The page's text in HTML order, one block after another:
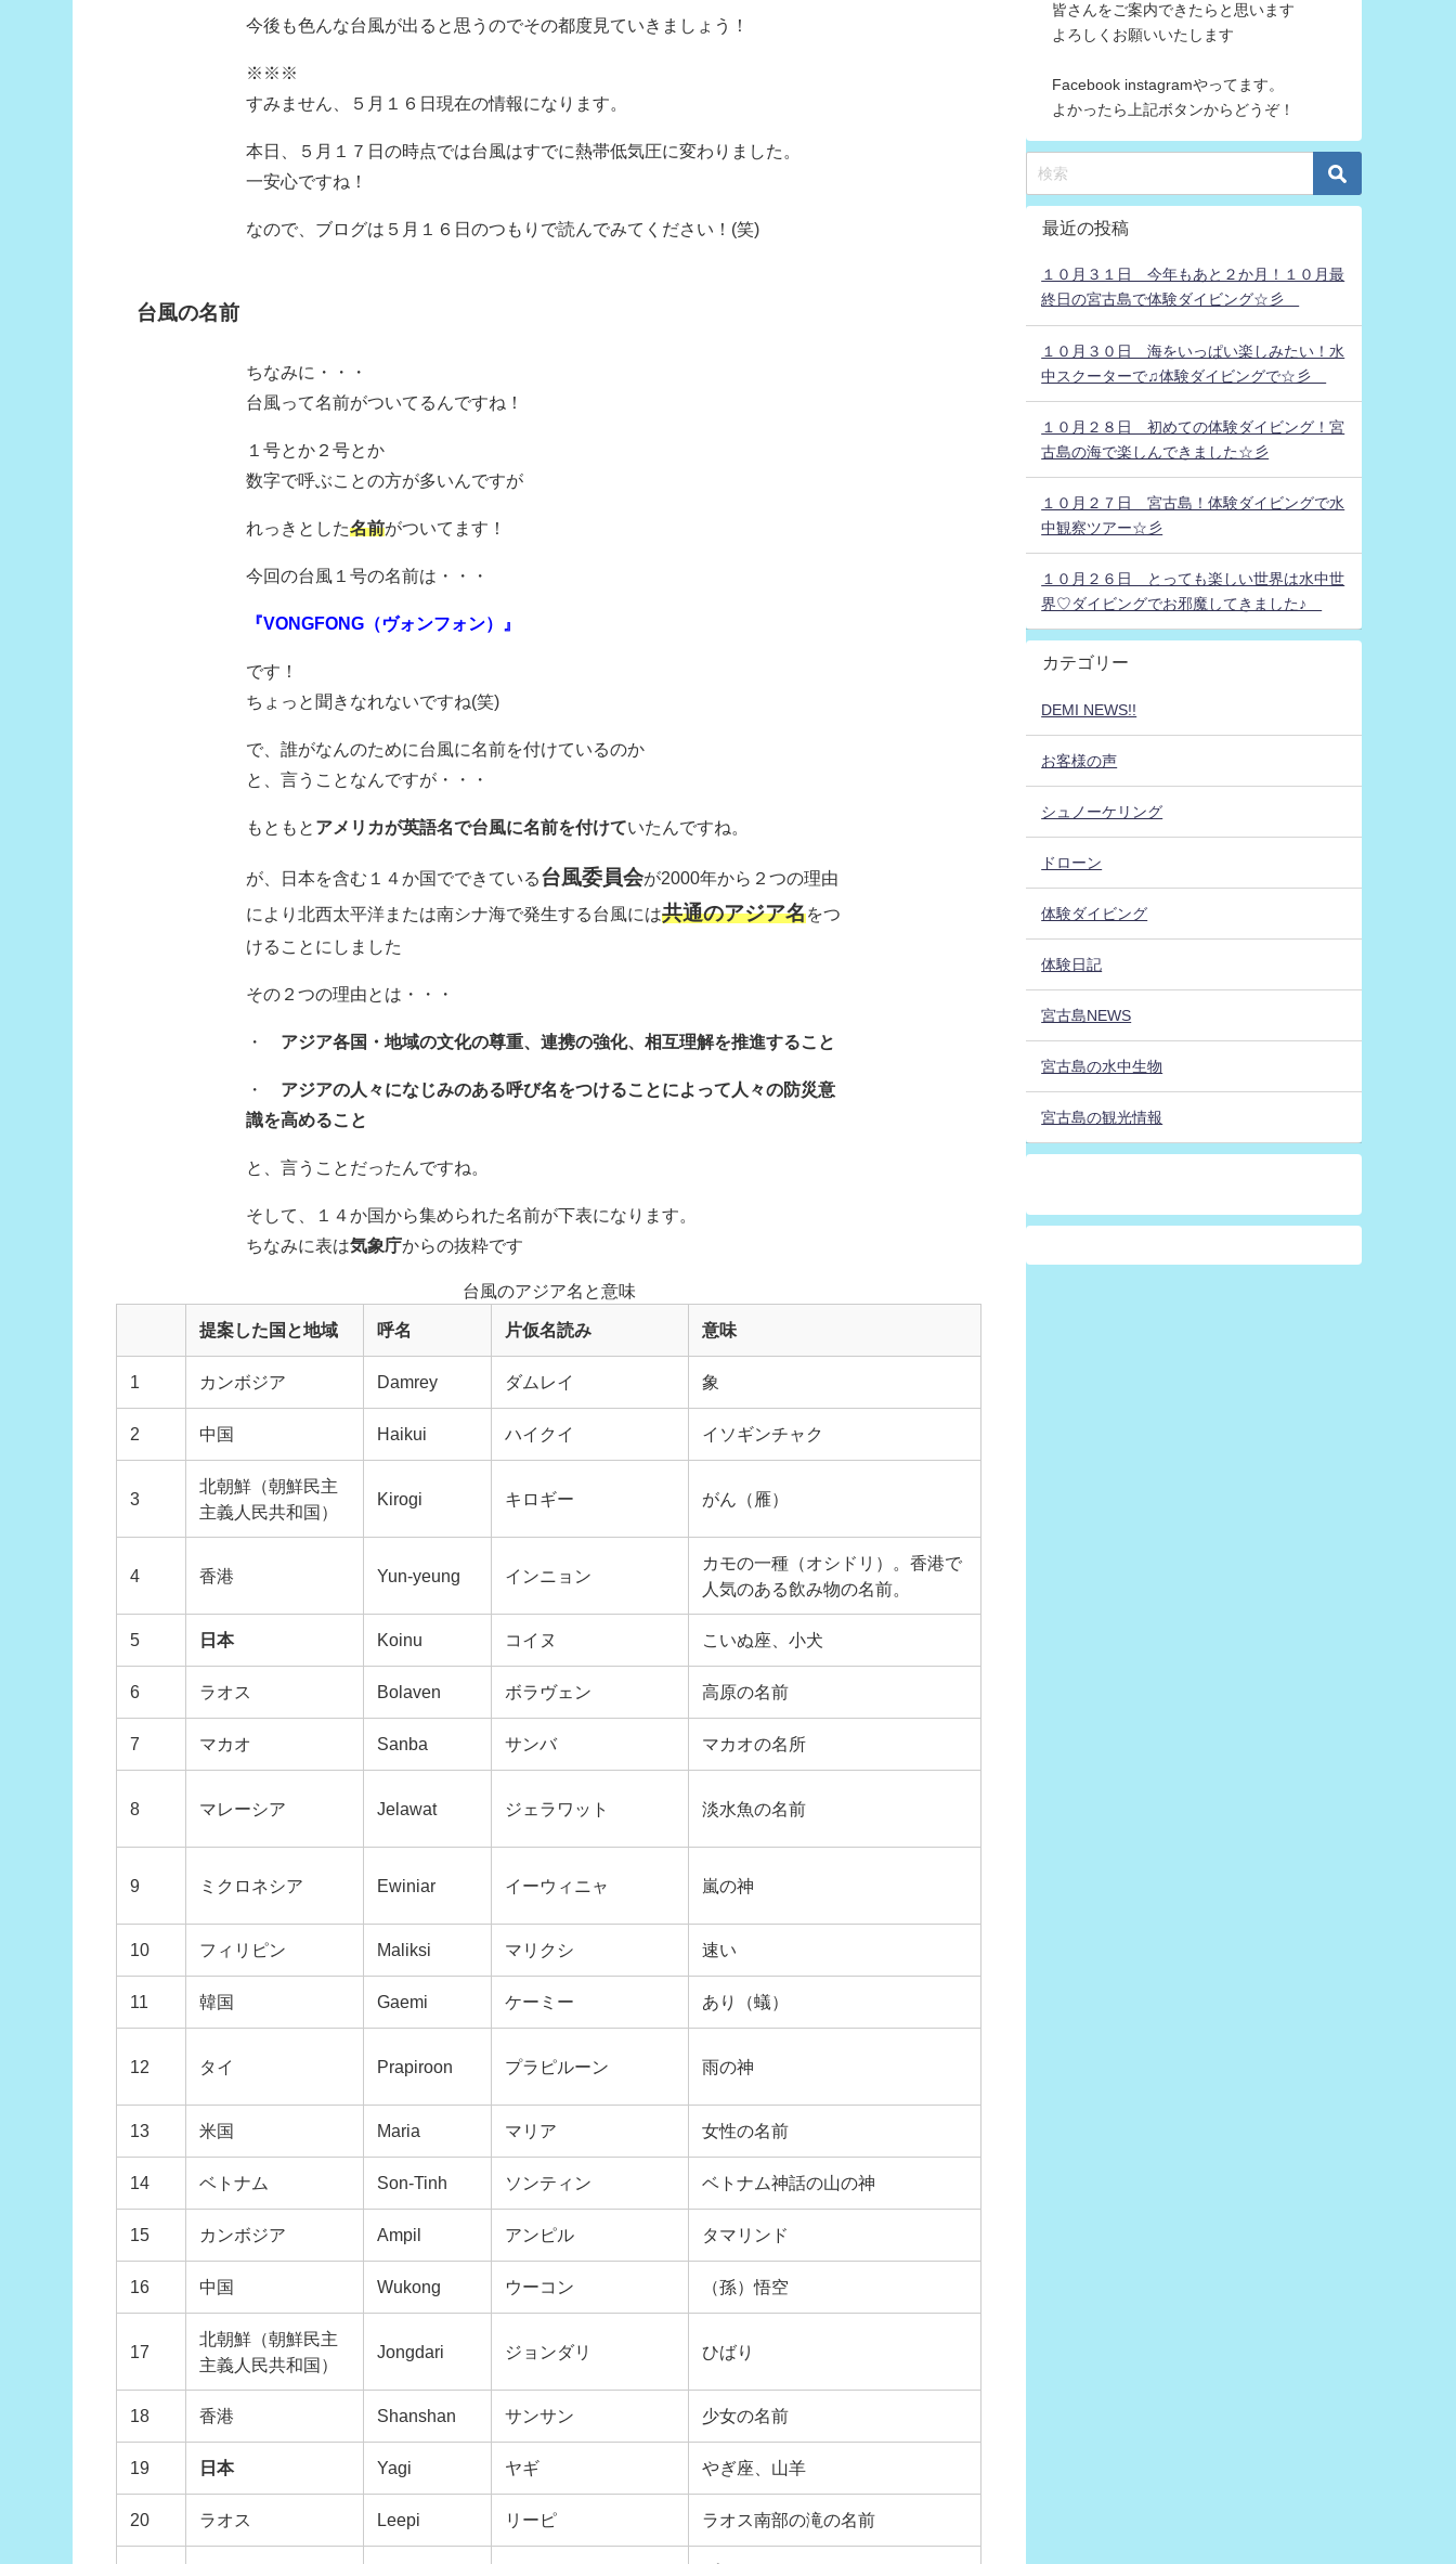
今後も色んな台風が出ると思うのでその都度見ていきましょう！
※※※
すみません、５月１６日現在の情報になります。
本日、５月１７日の時点では台風はすでに熱帯低気圧に変わりました。
一安心ですね！
なので、ブログは５月１６日のつもりで読んでみてください！(笑)
台風の名前
ちなみに・・・
台風って名前がついてるんですね！
１号とか２号とか
数字で呼ぶことの方が多いんですが
れっきとした名前がついてます！
今回の台風１号の名前は・・・
『VONGFONG（ヴォンフォン）』
です！
ちょっと聞きなれないですね(笑)
で、誰がなんのために台風に名前を付けているのか
と、言うことなんですが・・・
もともと アメリカが英語名で台風に名前を付けていたんですね。
が、日本を含む１４か国でできている台風委員会が2000年から２つの理由
により北西太平洋または南シナ海で発生する台風には共通のアジア名をつ
けることにしました
その２つの理由とは・・・
・ アジア各国・地域の文化の尊重、連携の強化、相互理解を推進すること
・ アジアの人々になじみのある呼び名をつけることによって人々の防災意
識を高めること
と、言うことだったんですね。
そして、１４か国から集められた名前が下表になります。
ちなみに表は気象庁からの抜粋です
台風のアジア名と意味
提案した国と地域 呼名 片仮名読み 意味
1 カンボジア Damrey ダムレイ 象
2 中国 Haikui ハイクイ イソギンチャク
3
北朝鮮（朝鮮民主
主義人民共和国）
Kirogi キロギー がん（雁）
4 香港 Yun-yeung インニョン
カモの一種（オシドリ）。香港で
人気のある飲み物の名前。
5 日本 Koinu コイヌ こいぬ座、小犬
6 ラオス Bolaven ボラヴェン 高原の名前
7 マカオ Sanba サンバ マカオの名所
8 マレーシア Jelawat ジェラワット 淡水魚の名前
9 ミクロネシア Ewiniar イーウィニャ 嵐の神
10 フィリピン Maliksi マリクシ 速い
11 韓国 Gaemi ケーミー あり（蟻）
12 タイ Prapiroon プラピルーン 雨の神
13 米国 Maria マリア 女性の名前
14 ベトナム Son-Tinh ソンティン ベトナム神話の山の神
15 カンボジア Ampil アンピル タマリンド
16 中国 Wukong ウーコン （孫）悟空
17
北朝鮮（朝鮮民主
主義人民共和国）
Jongdari ジョンダリ ひばり
18 香港 Shanshan サンサン 少女の名前
19 日本 Yagi ヤギ やぎ座、山羊
20 ラオス Leepi リーピ ラオス南部の滝の名前
皆さんをご案内できたらと思います
よろしくお願いいたします
Facebook instagramやってます。
よかったら上記ボタンからどうぞ！
最近の投稿
１０月３１日 今年もあと２か月！１０月最
終日の宮古島で体験ダイビング☆彡
１０月３０日 海をいっぱい楽しみたい！水
中スクーターで♫体験ダイビングで☆彡
１０月２８日 初めての体験ダイビング！宮
古島の海で楽しんできました☆彡
１０月２７日 宮古島！体験ダイビングで水
中観察ツアー☆彡
１０月２６日 とっても楽しい世界は水中世
界♡ダイビングでお邪魔してきました♪
カテゴリー
DEMI NEWS!!
お客様の声
シュノーケリング
ドローン
体験ダイビング
体験日記
宮古島NEWS
宮古島の水中生物
宮古島の観光情報